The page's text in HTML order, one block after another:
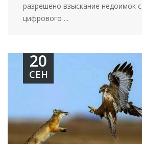
разрешено взыскание недоимок
цифрового ...
20
СЕН